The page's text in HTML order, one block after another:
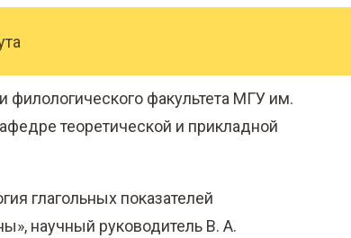
филологического факультета МГУ им.
теоретической и прикладной
глагольных показателей
научный руководитель В. А.